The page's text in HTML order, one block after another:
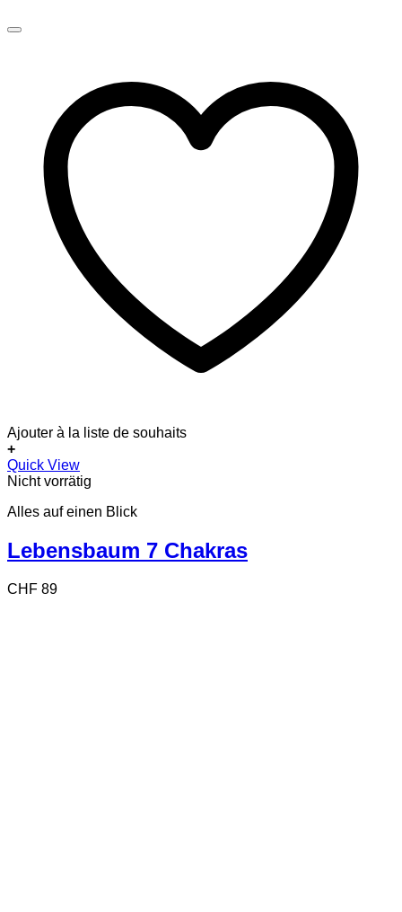
Ajouter à la liste de souhaits
+
Quick View
Nicht vorrätig
Alles auf einen Blick
Lebensbaum 7 Chakras
CHF 89